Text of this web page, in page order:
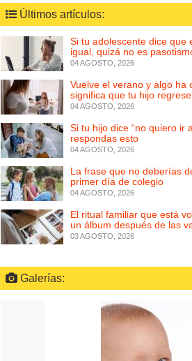
Últimos artículos:
Si tu adolescente dice que
igual, quizá no es
04 AGOSTO, 2026
Vuelve el verano y algo ha
significa que tu hijo
04 AGOSTO, 2026
Si tu hijo dice “no quiero ir
respondas esto
04 AGOSTO, 2026
La frase que no deberías
primer día de colegio
04 AGOSTO, 2026
El ritual familiar que está
un álbum después de las
03 AGOSTO, 2026
Galerías: